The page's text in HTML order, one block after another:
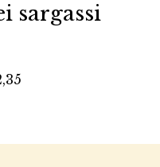
sargassi